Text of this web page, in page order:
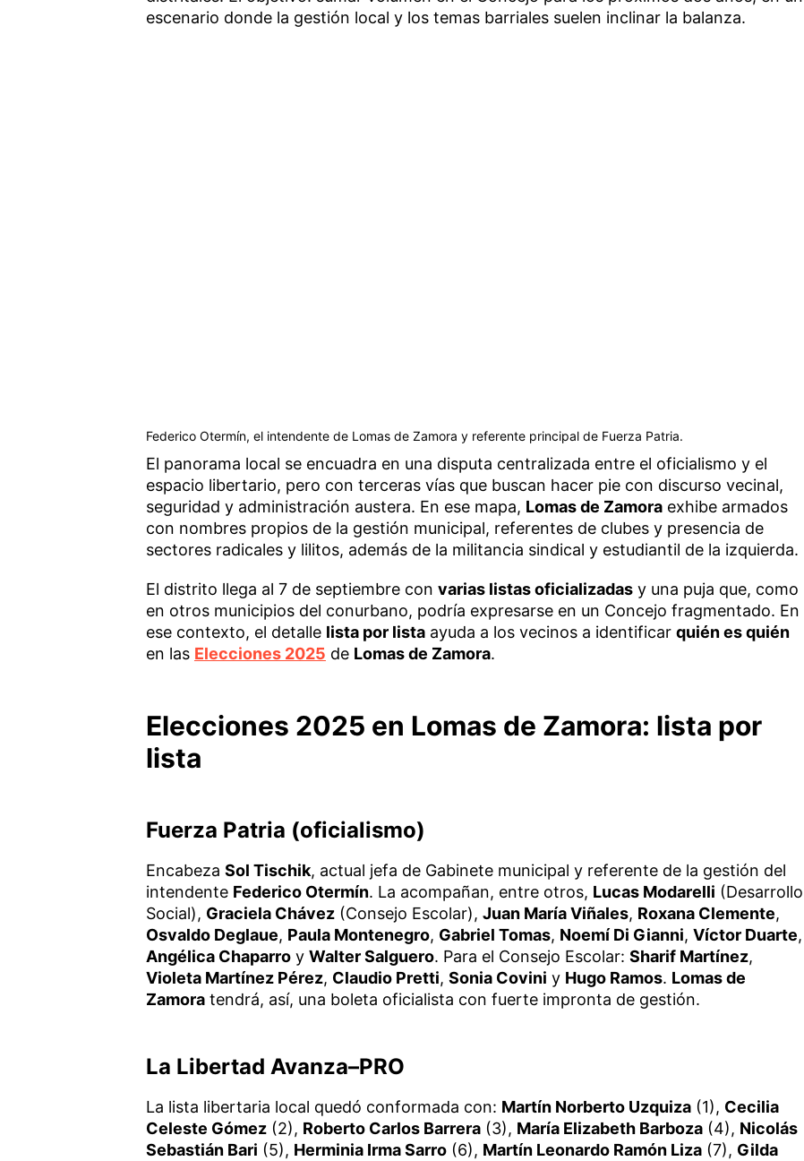
escenario donde la gestión local y los temas barriales suelen inclinar la balanza.
Federico Otermín, el intendente de Lomas de Zamora y referente principal de Fuerza Patria.
El panorama local se encuadra en una disputa centralizada entre el oficialismo y el
espacio libertario, pero con terceras vías que buscan hacer pie con discurso vecinal,
seguridad y administración austera. En ese mapa, Lomas de Zamoraexhibe armados
con nombres propios de la gestión municipal, referentes de clubes y presencia de
sectores radicales y lilitos, además de la militancia sindical y estudiantil de la izquierda.
El distrito llega al 7 de septiembre con varias listas oficializadasy una puja que, como
en otros municipios del conurbano, podría expresarse en un Concejo fragmentado. En
ese contexto, el detalle lista por listaayuda a los vecinos a identificar quién es quién
en las Elecciones 2025 de Lomas de Zamora.
Elecciones 2025 en Lomas de Zamora: lista por
lista
Fuerza Patria (oficialismo)
Encabeza Sol Tischik, actual jefa de Gabinete municipal y referente de la gestión del
intendente Federico Otermín. La acompañan, entre otros, Lucas Modarelli (Desarrollo
Social), Graciela Chávez(Consejo Escolar), Juan María Viñales, Roxana Clemente,
Osvaldo Deglaue, Paula Montenegro, Gabriel Tomas, Noemí Di Gianni, Víctor Duarte,
Angélica Chaparroy Walter Salguero. Para el Consejo Escolar: Sharif Martínez,
Violeta Martínez Pérez, Claudio Pretti, Sonia Covini y Hugo Ramos. Lomas de
Zamoratendrá, así, una boleta oficialista con fuerte impronta de gestión.
La Libertad Avanza–PRO
La lista libertaria local quedó conformada con: Martín Norberto Uzquiza(1), Cecilia
Celeste Gómez(2), Roberto Carlos Barrera(3), María Elizabeth Barboza(4), Nicolás
Sebastián Bari (5), Herminia Irma Sarro(6), Martín Leonardo Ramón Liza(7), Gilda